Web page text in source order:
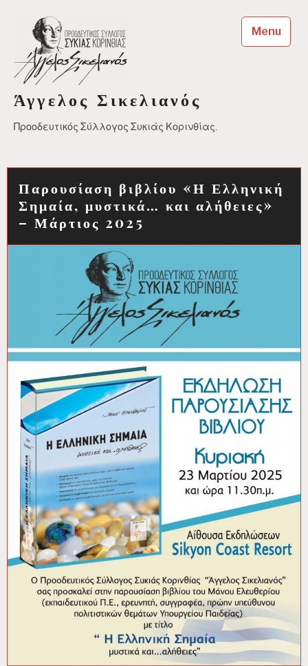
content
Άγγελος Σικελιανός
Προοδευτικός Σύλλογος Συκιάς Κορινθίας.
Menu
Παρουσίαση βιβλίου «Η Ελληνική
Σημαία, μυστικά… και αλήθειες»
– Μάρτιος 2025